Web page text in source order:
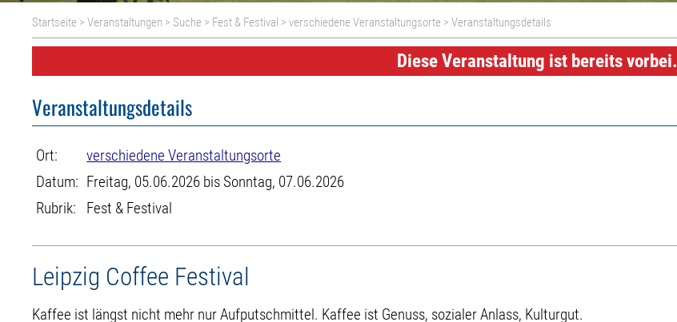
Startseite >Veranstaltungen > Suche > Fest & Festival >verschiedene Veranstaltungsorte > Veranstaltungsdetails
Diese Veranstaltung ist bereits vorbei.
Veranstaltungsdetails
Ort:
verschiedene Veranstaltungsorte
Datum: Freitag, 05.06.2026 bis Sonntag, 07.06.2026
Rubrik:
Fest & Festival
Leipzig Coffee Festival
Kaffee ist längst nicht mehr nur Aufputschmittel. Kaffee ist Genuss, sozialer Anlass, Kulturgut.